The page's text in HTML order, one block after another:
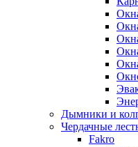
Дымники и
Чердачные
Fakro